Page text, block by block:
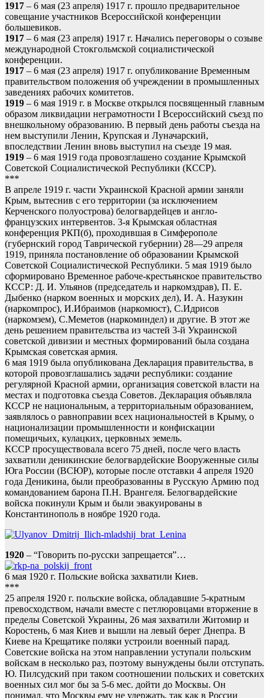
1917 – 6 мая (23 апреля) 1917 г. прошло предварительное
совещание участников Всероссийской конференции
большевиков.
1917 – 6 мая (23 апреля) 1917 г. Начались переговоры о созыве
международной Стокгольмской социалистической
конференции.
1917 – 6 мая (23 апреля) 1917 г. опубликование Временным
правительством положения об учреждении в промышленных
заведениях рабочих комитетов.
1919 – 6 мая 1919 г. в Москве открылся посвященный главным
образом ликвидации неграмотности I Всероссийский съезд по
внешкольному образованию. В первый день работы съезда на
нем выступили Ленин, Крупская и Луначарский,
впоследствии Ленин вновь выступил на съезде 19 мая.
1919 – 6 мая 1919 года провозглашено создание Крымской
Советской Социалистической Республики (КССР).
***
В апреле 1919 г. части Украинской Красной армии заняли
Крым, вытеснив с его территории (за исключением
Керченского полуострова) белогвардейцев и англо-
французских интервентов. 3-я Крымская областная
конференция РКП(б), проходившая в Симферополе
(губернский город Таврической губернии) 28—29 апреля
1919, приняла постановление об образовании Крымской
Советской Социалистической Республики. 5 мая 1919 было
сформировано Временное рабоче-крестьянское правительство
КССР: Д. И. Ульянов (председатель и наркомздрав), П. Е.
Дыбенко (нарком военных и морских дел), И. А. Назукин
(наркомпрос), И.Ибраимов (наркомюст), С.Идрисов
(наркомзем), С.Меметов (наркоминдел) и другие. В этот же
день решением правительства из частей 3-й Украинской
советской дивизии и местных формирований была создана
Крымская советская армия.
6 мая 1919 была опубликована Декларация правительства, в
которой провозглашались задачи республики: создание
регулярной Красной армии, организация советской власти на
местах и подготовка съезда Советов. Декларация объявляла
КССР не национальным, а территориальным образованием,
заявлялось о равноправии всех национальностей в Крыму, о
национализации промышленности и конфискации
помещичьих, кулацких, церковных земель.
КССР просуществовала всего 75 дней, после чего власть
захватили деникинские белогвардейские Вооруженные силы
Юга России (ВСЮР), которые после отставки 4 апреля 1920
года Деникина, были преобразованны в Русскую Армию под
командованием барона П.Н. Врангеля. Белогвардейские
войска покинули Крым и были эвакуированы в
Константинополь в ноябре 1920 года.
1920 – “Говорить по-русски запрещается”…
6 мая 1920 г. Польские войска захватили Киев.
***
25 апреля 1920 г. польские войска, обладавшие 5-кратным
превосходством, начали вместе с петлюровцами вторжение в
пределы Советской Украины, 26 мая захватили Житомир и
Коростень, 6 мая Киев и вышли на левый берег Днепра. В
Киеве на Крещатике поляки устроили военный парад.
Советские войска на этом направлении уступали польским
войскам в несколько раз, поэтому вынуждены были отступать.
Ю. Пилсудский при таком соотношении польских и советских
военных сил мог бы за 5-6 мес. дойти до Москвы. Он
понимал, что Москвы ему не удержать, так как в России